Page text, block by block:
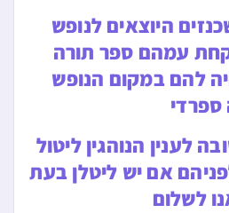
היוצאים לנופש
עמהם ספר תורה
להם במקום הנופש
לענין הנוהגין ליטול
אם יש ליטלן בעת
לשלום